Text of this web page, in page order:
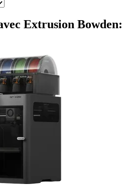
Extrusion Bowden: